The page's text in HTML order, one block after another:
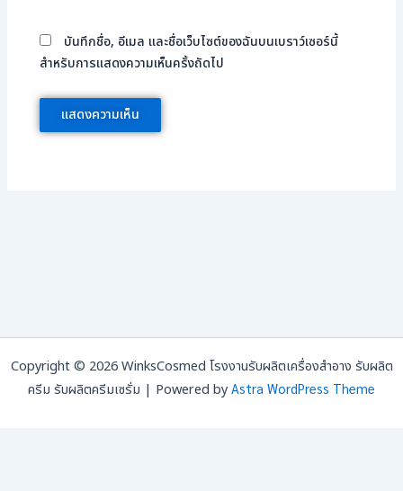
บันทึกชื่อ, อีเมล และชื่อเว็บไซต์ของฉันบนเบราว์เซอร์นี้
สำหรับการแสดงความเห็นครั้งถัดไป
Copyright © 2026 WinksCosmed โรงงานรับผลิตเครื่องสำอาง รับผลิต
ครีม รับผลิตครีมเซรั่ม | Powered by Astra WordPress Theme